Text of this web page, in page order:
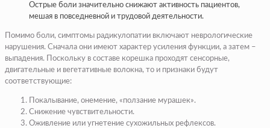
Острые боли значительно снижают активность пациентов,
мешая в повседневной и трудовой деятельности.
Помимо боли, симптомы радикулопатии включают неврологические
нарушения. Сначала они имеют характер усиления функции, а затем –
выпадения. Поскольку в составе корешка проходят сенсорные,
двигательные и вегетативные волокна, то и признаки будут
соответствующие:
Покалывание, онемение, «ползание мурашек».
Снижение чувствительности.
Оживление или угнетение сухожильных рефлексов.